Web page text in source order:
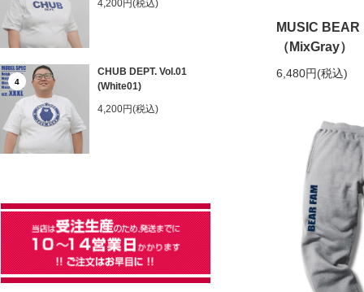
4,200円(税込)
4
CHUB DEPT. Vol.01
(White01)
4,200円(税込)
MUSIC BEAR
（MixGray）
6,480円(税込)